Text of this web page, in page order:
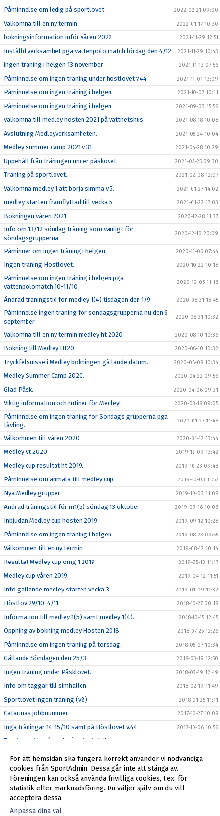
Påminnelse om ledig på sportlovet 2022-02-21 09:00
Välkomna till en ny termin. 2022-01-17 10:30
bokningsinformation inför våren 2022 2021-11-29 12:51
Inställd verksamhet pga vattenpolo match lördag den 4/12 2021-11-29 10:43
ingen träning i helgen 13 november 2021-11-13 07:56
Påminnelse om ingen träning under höstlovet v.44 2021-11-01 13:09
Påminnelse om ingen träning i helgen. 2021-10-07 10:11
Påminnelse om ingen träning i helgen 2021-09-03 15:56
välkomna till medley hösten 2021 på vattnetshus. 2021-08-18 10:08
Avslutning Medleyverksamheten. 2021-05-24 10:04
Medley summer camp 2021 v.31 2021-04-28 10:29
Uppehåll från träningen under påskovet. 2021-03-25 09:30
Träning på sportlovet. 2021-02-08 12:07
Välkomna medley 1 att börja simma v.5. 2021-01-27 14:02
medley starten framflyttad till vecka 5. 2021-01-22 17:03
Bokningen våren 2021 2020-12-28 11:37
Info om 13/12 söndag träning som vanligt för
söndagsgrupperna
2020-12-10 20:09
Påminner om ingen träning i helgen 2020-11-06 07:44
Ingen träning Höstlovet. 2020-10-22 10:18
Påminnelse om ingen träning i helgen pga
vattenpolomatch 10-11/10
2020-10-05 11:16
Ändrad träningstid för medley 1(4) tisdagen den 1/9 2020-08-31 18:45
Påminnelse ingen träning för söndagsgrupperna nu den 6
september.
2020-08-31 10:32
Välkomna till en ny termin medley ht 2020 2020-08-10 10:36
Bokning till Medley Ht20 2020-06-10 10:32
Tryckfelsnisse i Medley bokningen gällande datum. 2020-06-08 10:34
Medley Summer Camp 2020. 2020-04-22 09:56
Glad Påsk. 2020-04-06 09:31
Viktig information och rutiner för Medley! 2020-03-18 09:05
Påminnelse om ingen träning för Söndags grupperna pga
tävling.
2020-01-27 11:48
Välkommen till våren 2020 2020-01-12 13:44
Medley vt 2020 2019-12-09 13:42
Medley cup resultat ht 2019. 2019-10-23 09:48
Påminnelse om anmäla till medley cup. 2019-10-03 11:57
Nya Medley grupper 2019-10-03 11:08
Ändrad träningstid för m1(5) söndag 13 oktober 2019-09-18 10:06
Inbjudan Medley cup hösten 2019 2019-09-12 10:28
Påminnelse om ingen träning i helgen. 2019-08-23 09:55
Välkommen till en ny termin. 2019-08-12 10:14
Resultat Medley cup omg 1 2019 2019-05-13 11:17
Medley cup våren 2019. 2019-04-12 11:51
Info gällande medley starten vecka 3. 2019-01-09 11:32
Höstlov 29/10-4/11. 2018-10-27 00:18
Information till medley 1(5) samt medley 1(4). 2018-10-15 12:45
Öppning av bokning medley Hösten 2018. 2018-07-25 12:26
Påminnelse om ingen träning på torsdag. 2018-05-07 10:34
Gällande Söndagen den 25/3 2018-03-19 12:50
Ingen träning under Påsklovet. 2018-03-19 12:49
Info om taggar till simhallen 2018-02-19 11:49
Sportlovet ingen träning (v8) 2018-01-25 11:11
Catarinas jobbnummer 2017-10-27 10:08
Inga träningar 14-15/10 samt på Höstlovet v.44 2017-10-06 10:56
Träningen idag (söndag) är inställd! 2017-06-04 09:50
Resultat Utmanaren 18/5 2017-05-19 10:56
Sportlovet vecka 8. 2017-02-13 10:50
Start vårterminen 2017 2017-01-09 10:54
För att hemsidan ska fungera korrekt använder vi nödvändiga
cookies från SportAdmin. Dessa går inte att stänga av.
Föreningen kan också använda frivilliga cookies, t.ex. för
statistik eller marknadsföring. Du väljer själv om du vill
acceptera dessa.
Anpassa dina val